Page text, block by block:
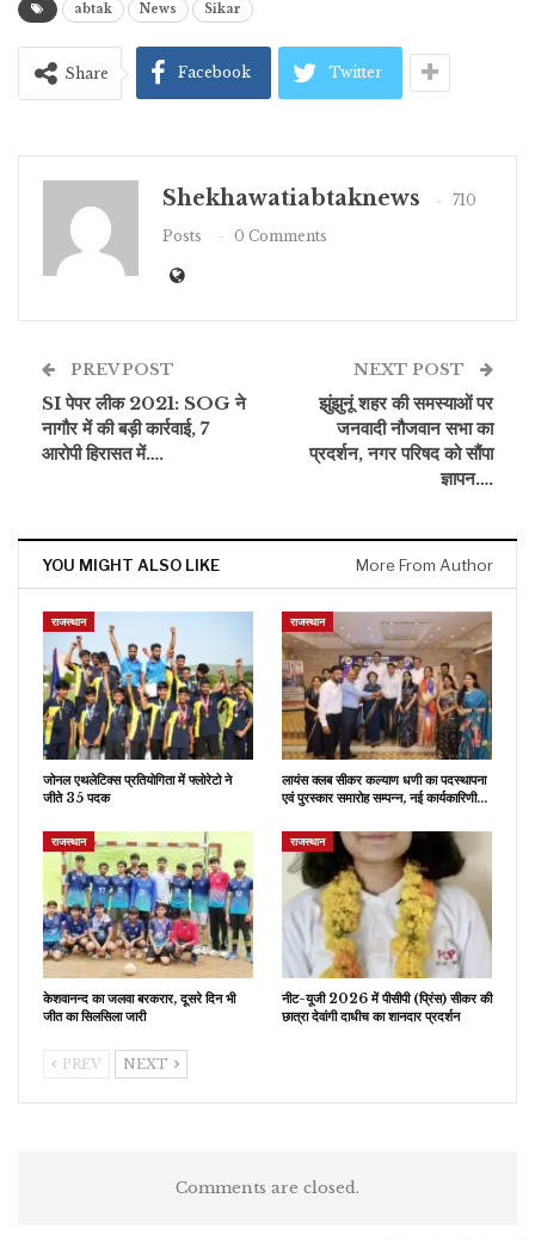
abtak News Sikar
Share Facebook Twitter
Shekhawatiabtaknews
710
Posts
0 Comments
PREV POST
SI पेपर लीक 2021: SOG ने
नागौर में की बड़ी कार्रवाई, 7
आरोपी हिरासत में….
NEXT POST
झुंझुनूं शहर की समस्याओं पर
जनवादी नौजवान सभा का
प्रदर्शन, नगर परिषद को सौंपा
ज्ञापन….
YOU MIGHT ALSO LIKE More From Author
राजस्थान
जोनल एथलेटिक्स प्रतियोगिता में फ्लोरेटो ने
जीते 35 पदक
राजस्थान
लायंस क्लब सीकर कल्याण धणी का पदस्थापना
एवं पुरस्कार समारोह सम्पन्न, नई कार्यकारिणी…
राजस्थान
केशवानन्द का जलवा बरकरार, दूसरे दिन भी
जीत का सिलसिला जारी
राजस्थान
नीट-यूजी 2026 में पीसीपी (प्रिंस) सीकर की
छात्रा देवांगी दाधीच का शानदार प्रदर्शन
PREV NEXT
Comments are closed.